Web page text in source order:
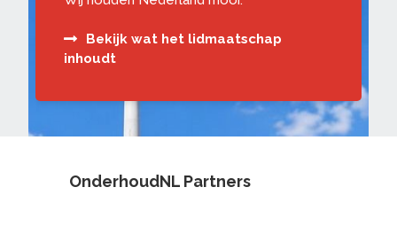
Bekijk wat het lidmaatschap
inhoudt
OnderhoudNL Partners